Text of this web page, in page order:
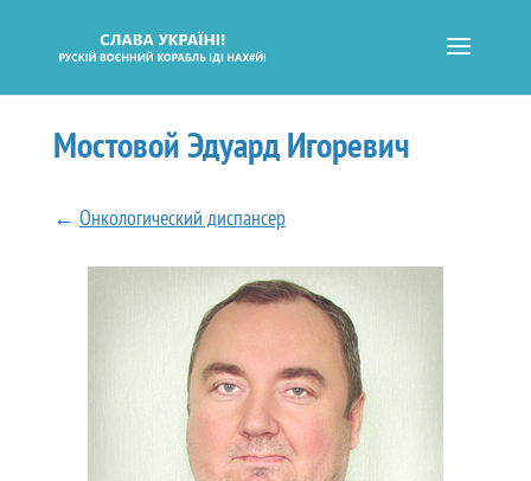
Мостовой Эдуард Игоревич
← Онкологический диспансер